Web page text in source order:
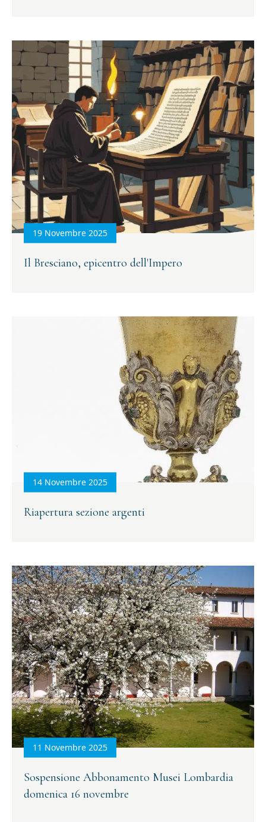
19 Novembre 2025
Il Bresciano, epicentro dell'Impero
14 Novembre 2025
Riapertura sezione argenti
11 Novembre 2025
Sospensione Abbonamento Musei Lombardia
domenica 16 novembre